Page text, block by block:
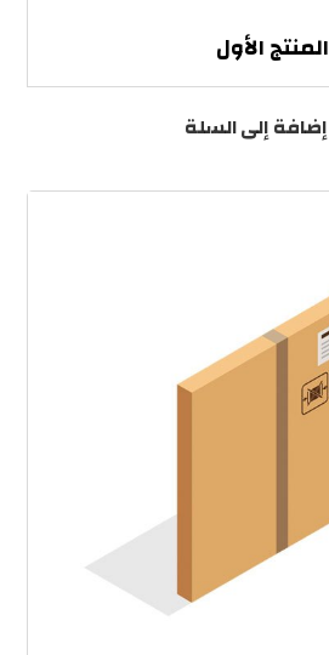
المنتج الأول
إضافة إلى السلة